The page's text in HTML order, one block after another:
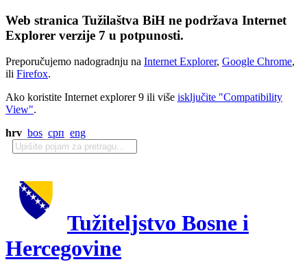
Web stranica Tužilaštva BiH ne podržava Internet
Explorer verzije 7 u potpunosti.
Preporučujemo nadogradnju na Internet Explorer, Google Chrome,
ili Firefox.
Ako koristite Internet explorer 9 ili više isključite "Compatibility
View".
hrv bos срп eng
Tužiteljstvo Bosne i
Hercegovine